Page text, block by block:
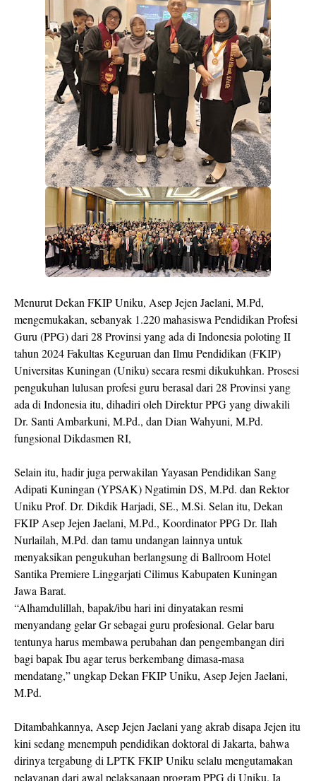
Menurut Dekan FKIP Uniku, Asep Jejen Jaelani, M.Pd,
mengemukakan, sebanyak 1.220 mahasiswa Pendidikan Profesi
Guru (PPG) dari 28 Provinsi yang ada di Indonesia poloting II
tahun 2024 Fakultas Keguruan dan Ilmu Pendidikan (FKIP)
Universitas Kuningan (Uniku) secara resmi dikukuhkan. Prosesi
pengukuhan lulusan profesi guru berasal dari 28 Provinsi yang
ada di Indonesia itu, dihadiri oleh Direktur PPG yang diwakili
Dr. Santi Ambarkuni, M.Pd., dan Dian Wahyuni, M.Pd.
fungsional Dikdasmen RI,
Selain itu, hadir juga perwakilan Yayasan Pendidikan Sang
Adipati Kuningan (YPSAK) Ngatimin DS, M.Pd. dan Rektor
Uniku Prof. Dr. Dikdik Harjadi, SE., M.Si. Selan itu, Dekan
FKIP Asep Jejen Jaelani, M.Pd., Koordinator PPG Dr. Ilah
Nurlailah, M.Pd. dan tamu undangan lainnya untuk
menyaksikan pengukuhan berlangsung di Ballroom Hotel
Santika Premiere Linggarjati Cilimus Kabupaten Kuningan
Jawa Barat.
“Alhamdulillah, bapak/ibu hari ini dinyatakan resmi
menyandang gelar Gr sebagai guru profesional. Gelar baru
tentunya harus membawa perubahan dan pengembangan diri
bagi bapak Ibu agar terus berkembang dimasa-masa
mendatang,” ungkap Dekan FKIP Uniku, Asep Jejen Jaelani,
M.Pd.
Ditambahkannya, Asep Jejen Jaelani yang akrab disapa Jejen itu
kini sedang menempuh pendidikan doktoral di Jakarta, bahwa
dirinya tergabung di LPTK FKIP Uniku selalu mengutamakan
pelayanan dari awal pelaksanaan program PPG di Uniku. Ia